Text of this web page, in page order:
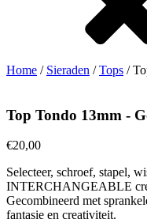
Home / Sieraden /Tops /
Top Tondo 13mm -
€20,00
Selecteer, schroef, stapel,
INTERCHANGEABLE
Gecombineerd met
fantasie en creativiteit.